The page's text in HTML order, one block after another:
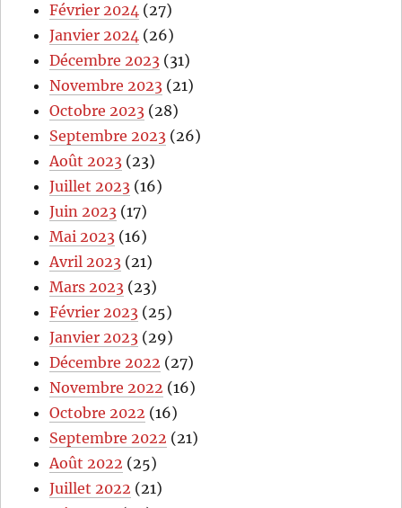
Février 2024 (27)
Janvier 2024 (26)
Décembre 2023 (31)
Novembre 2023 (21)
Octobre 2023 (28)
Septembre 2023 (26)
Août 2023 (23)
Juillet 2023 (16)
Juin 2023 (17)
Mai 2023 (16)
Avril 2023 (21)
Mars 2023 (23)
Février 2023 (25)
Janvier 2023 (29)
Décembre 2022 (27)
Novembre 2022 (16)
Octobre 2022 (16)
Septembre 2022 (21)
Août 2022 (25)
Juillet 2022 (21)